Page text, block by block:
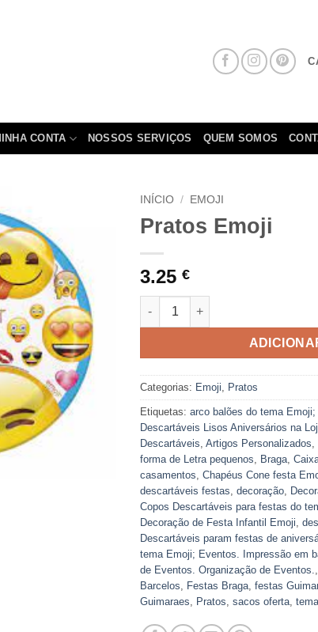
CONTA NOSSOS SERVIÇOS QUEM SOMOS
INÍCIO / EMOJI
Pratos Emoji
3.25€
Quantidade de Pratos Emoji
Categorias: Emoji Pratos
Etiquetas:arco balões do tema
Descartáveis Lisos Aniversários na
Descartáveis ,Artigos Personalizados
forma de Letra pequenos
Braga ,
casamentos ,Chapéus Cone festa
descartáveis festas ,decoração
Copos Descartáveis para festas do
Decoração de Festa Infantil Emoji ,
Descartáveis param festas de
tema Emoji; Eventos. Impressão em
de Eventos. Organização de Eventos.
Barcelos
Festas Braga ,festas
Guimaraes
Pratos ,sacos oferta ,